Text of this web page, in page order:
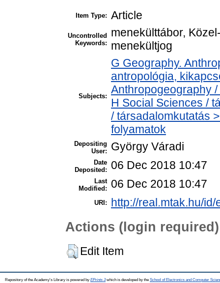
Item Type: Article
Uncontrolled
Keywords:
menekülttábor,
menekültjog
Subjects:
G Geography.
antropológia,
Anthropogeography
H Social Sciences /
/ társadalomkutatás
folyamatok
Depositing
User:
György Váradi
Date
Deposited:
06 Dec 2018 10:47
Last
Modified:
06 Dec 2018 10:47
URI: http://real.mtak.hu/
Actions (login required)
Edit Item
Repository of the Academy's Library is powered by EPrints 3which is developed by the School of Electronics and Computer